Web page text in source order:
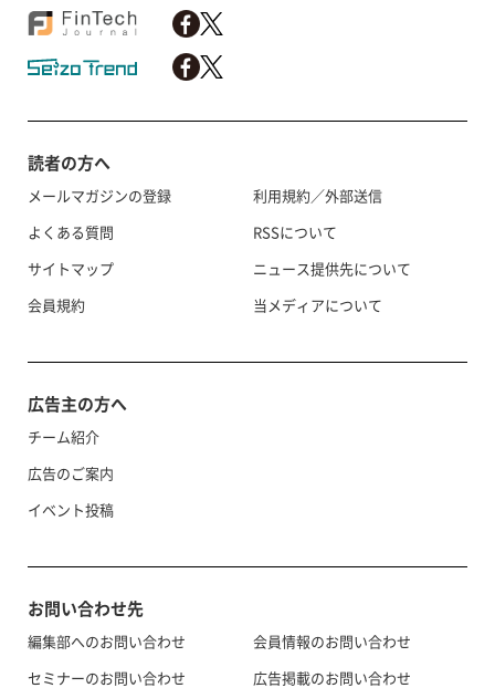
読者の方へ
メールマガジンの登録
よくある質問
サイトマップ
会員規約
利用規約／外部送信
RSSについて
ニュース提供先について
当メディアについて
広告主の方へ
チーム紹介
広告のご案内
イベント投稿
お問い合わせ先
編集部へのお問い合わせ
セミナーのお問い合わせ
会員情報のお問い合わせ
広告掲載のお問い合わせ